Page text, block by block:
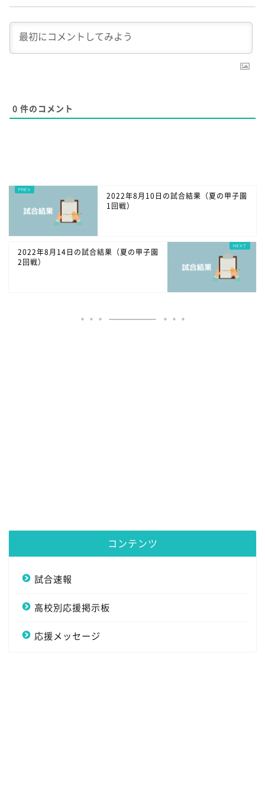
0 件のコメント
2022年8月10日の試合結果（夏の甲子園
1回戦）
2022年8月14日の試合結果（夏の甲子園
2回戦）
コンテンツ
試合速報
高校別応援掲示板
応援メッセージ